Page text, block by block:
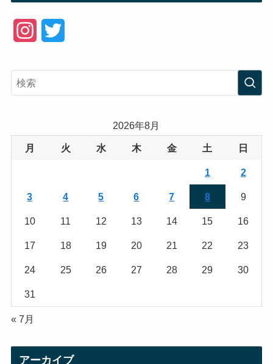
e
2026年8月
月 火 水 木 金 土 日
1 2
3 4 5 6 7 8 9
10 11 12 13 14 15 16
17 18 19 20 21 22 23
24 25 26 27 28 29 30
31
« 7月
アーカイブ